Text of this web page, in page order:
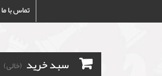
تماس با ما
سبد خرید (خالی)